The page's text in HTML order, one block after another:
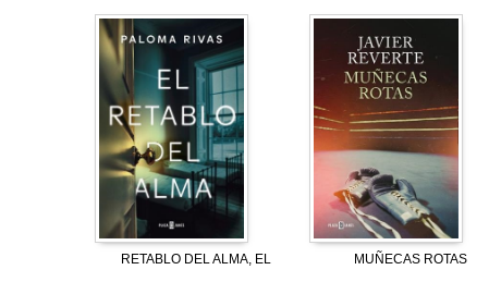
RETABLO DEL ALMA, EL MUÑECAS ROTAS